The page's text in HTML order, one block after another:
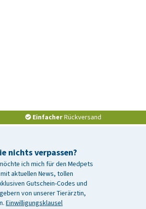
EinfacherRückversand
nichts verpassen?
ich mich für den Medpets
aktuellen News, tollen
Gutschein-Codes und
von unserer Tierärztin,
Einwilligungsklausel